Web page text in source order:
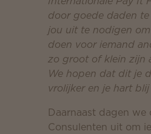
door goede daden
jou uit te nodigen
doen voor iemand
zo groot of klein zijn
We hopen dat dit je
vrolijker en je hart
Daarnaast dagen we
Consulenten uit om